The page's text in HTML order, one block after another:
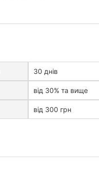
30 днів
від 30% та вище
від 300 грн